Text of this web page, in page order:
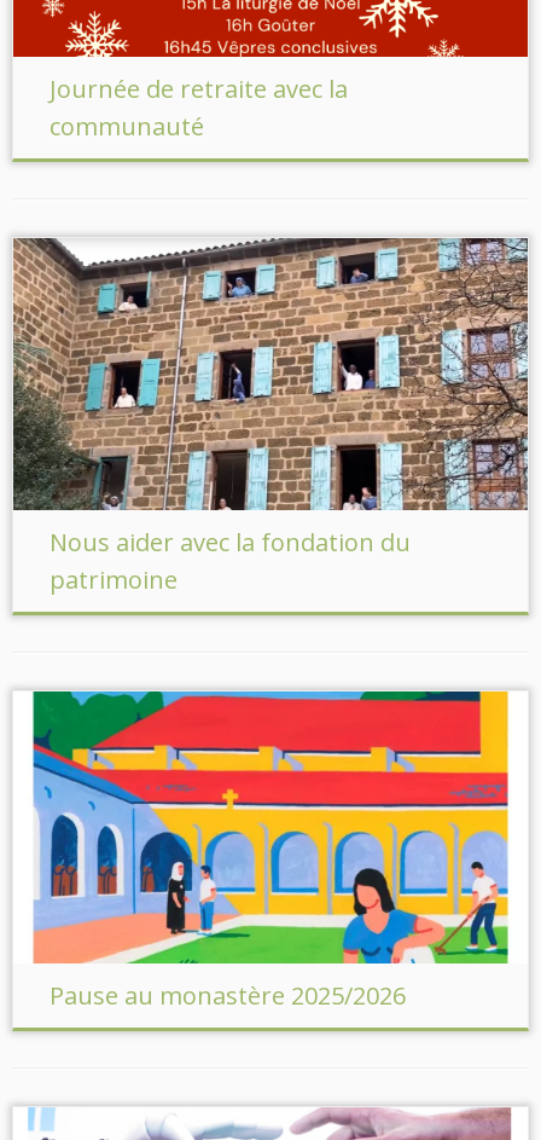
Journée de retraite avec la
communauté
Nous aider avec la fondation du
patrimoine
Pause au monastère 2025/2026